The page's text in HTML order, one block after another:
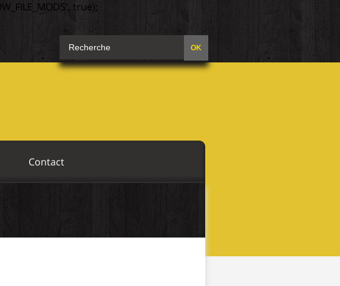
true);
Contact